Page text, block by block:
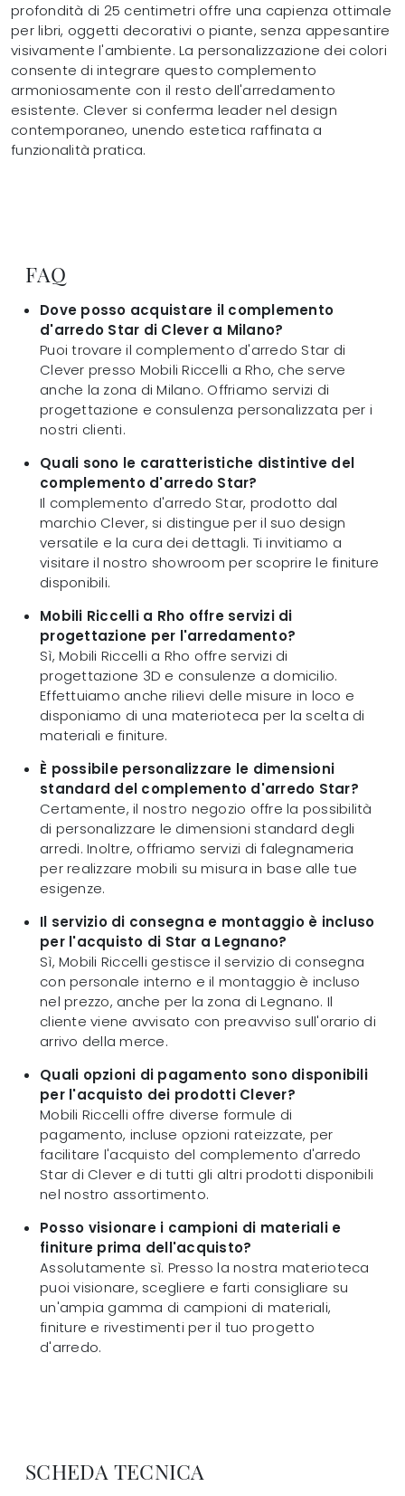
profondità di 25 centimetri offre una capienza ottimale
per libri, oggetti decorativi o piante, senza appesantire
visivamente l'ambiente. La personalizzazione dei colori
consente di integrare questo complemento
armoniosamente con il resto dell'arredamento
esistente. Clever si conferma leader nel design
contemporaneo, unendo estetica raffinata a
funzionalità pratica.
FAQ
Dove posso acquistare il complemento
d'arredo Star di Clever a Milano?
Puoi trovare il complemento d'arredo Star di
Clever presso Mobili Riccelli a Rho, che serve
anche la zona di Milano. Offriamo servizi di
progettazione e consulenza personalizzata per i
nostri clienti.
Quali sono le caratteristiche distintive del
complemento d'arredo Star?
Il complemento d'arredo Star, prodotto dal
marchio Clever, si distingue per il suo design
versatile e la cura dei dettagli. Ti invitiamo a
visitare il nostro showroom per scoprire le finiture
disponibili.
Mobili Riccelli a Rho offre servizi di
progettazione per l'arredamento?
Sì, Mobili Riccelli a Rho offre servizi di
progettazione 3D e consulenze a domicilio.
Effettuiamo anche rilievi delle misure in loco e
disponiamo di una materioteca per la scelta di
materiali e finiture.
È possibile personalizzare le dimensioni
standard del complemento d'arredo Star?
Certamente, il nostro negozio offre la possibilità
di personalizzare le dimensioni standard degli
arredi. Inoltre, offriamo servizi di falegnameria
per realizzare mobili su misura in base alle tue
esigenze.
Il servizio di consegna e montaggio è incluso
per l'acquisto di Star a Legnano?
Sì, Mobili Riccelli gestisce il servizio di consegna
con personale interno e il montaggio è incluso
nel prezzo, anche per la zona di Legnano. Il
cliente viene avvisato con preavviso sull'orario di
arrivo della merce.
Quali opzioni di pagamento sono disponibili
per l'acquisto dei prodotti Clever?
Mobili Riccelli offre diverse formule di
pagamento, incluse opzioni rateizzate, per
facilitare l'acquisto del complemento d'arredo
Star di Clever e di tutti gli altri prodotti disponibili
nel nostro assortimento.
Posso visionare i campioni di materiali e
finiture prima dell'acquisto?
Assolutamente sì. Presso la nostra materioteca
puoi visionare, scegliere e farti consigliare su
un'ampia gamma di campioni di materiali,
finiture e rivestimenti per il tuo progetto
d'arredo.
SCHEDA TECNICA